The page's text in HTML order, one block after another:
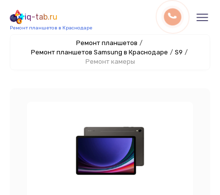
iq-tab.ru
Ремонт планшетов в Краснодаре
Ремонт планшетов /
Ремонт планшетов Samsung в Краснодаре / S9 /
Ремонт камеры